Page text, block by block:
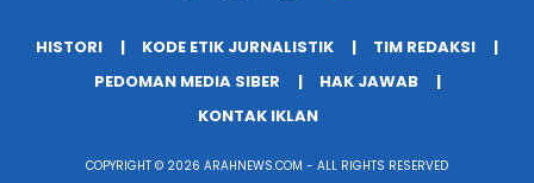
HISTORI KODE ETIK JURNALISTIK
TIM REDAKSI
PEDOMAN MEDIA SIBER
HAK JAWAB
KONTAK IKLAN
COPYRIGHT © 2026 ARAHNEWS.COM - ALL RIGHTS RESERVED